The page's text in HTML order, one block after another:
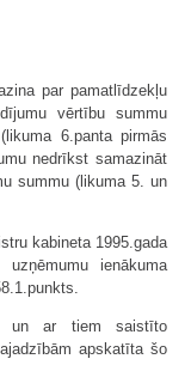
par pamatlīdzekļu
vērtību summu
6.panta pirmās
nedrīkst samazināt
summu (likuma 5. un
kabineta 1995.gada
ienākuma
un ar tiem saistīto
apskatīta šo